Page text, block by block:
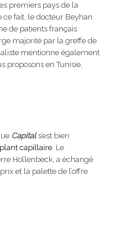
premiers pays de la
fait, le docteur Beyhan
de patients français
majorité par la greffe de
mentionne également
proposons en Tunisie,
Capitals’est bien
capillaire. Le
Hollenbeck, a échangé
et la palette de l’offre